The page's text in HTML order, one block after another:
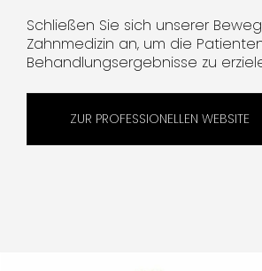
Schließen Sie sich unserer
Zahnmedizin an, um die
Behandlungsergebnisse zu
ZUR PROFESSIONELLEN WEBSITE